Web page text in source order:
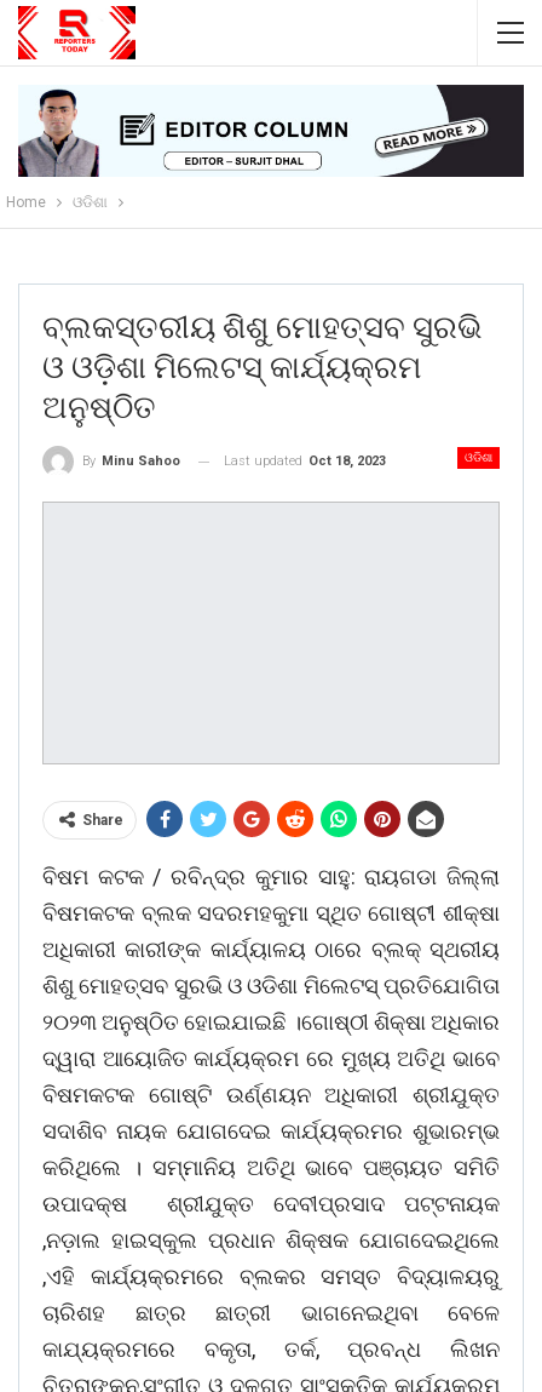
Home ଓଡିଶା
ବ୍ଲକସ୍ତରୀୟ ଶିଶୁ ମୋହତ୍ସବ ସୁରଭି
ଓ ଓଡ଼ିଶା ମିଲେଟସ୍ କାର୍ଯ୍ୟକ୍ରମ
ଅନୁଷ୍ଠିତ
ଓଡିଶା
By Minu Sahoo Last updated Oct 18, 2023
Share
ବିଷମ କଟକ / ରବିନ୍ଦ୍ର କୁମାର ସାହୁ: ରାୟଗଡା ଜିଲ୍ଲା
ବିଷମକଟକ ବ୍ଲକ ସଦରମହକୁମା ସ୍ଥିତ ଗୋଷ୍ଟୀ ଶୀକ୍ଷା
ଅଧିକାରୀ କାରୀଙ୍କ କାର୍ଯ୍ୟାଳୟ ଠାରେ ବ୍ଲକ୍ ସ୍ଥରୀୟ
ଶିଶୁ ମୋହତ୍ସବ ସୁରଭି ଓ ଓଡିଶା ମିଲେଟସ୍ ପ୍ରତିଯୋଗିତା
୨୦୨୩ ଅନୁଷ୍ଠିତ ହୋଇଯାଇଛି ।ଗୋଷ୍ଠୀ ଶିକ୍ଷା ଅଧିକାର
ଦ୍ୱାରା ଆୟୋଜିତ କାର୍ଯ୍ୟକ୍ରମ ରେ ମୁଖ୍ୟ ଅତିଥି ଭାବେ
ବିଷମକଟକ ଗୋଷ୍ଟି ଉର୍ଣ୍ଣୟନ ଅଧିକାରୀ ଶ୍ରୀଯୁକ୍ତ
ସଦାଶିବ ନାୟକ ଯୋଗଦେଇ କାର୍ଯ୍ୟକ୍ରମର ଶୁଭାରମ୍ଭ
କରିଥିଲେ । ସମ୍ମାନିୟ ଅତିଥି ଭାବେ ପଞ୍ଚାୟତ ସମିତି
ଉପାଦକ୍ଷ ଶ୍ରୀଯୁକ୍ତ ଦେବୀପ୍ରସାଦ ପଟ୍ଟନାୟକ
,ନଡ଼ାଲ ହାଇସ୍କୁଲ ପ୍ରଧାନ ଶିକ୍ଷକ ଯୋଗଦେଇଥିଲେ
,ଏହି କାର୍ଯ୍ୟକ୍ରମରେ ବ୍ଲକର ସମସ୍ତ ବିଦ୍ୟାଳୟରୁ
ଚାରିଶହ ଛାତ୍ର ଛାତ୍ରୀ ଭାଗନେଇଥିବା ବେଳେ
କାଯ୍ୟକ୍ରମରେ ବକୃତା, ତର୍କ, ପ୍ରବନ୍ଧ ଲିଖନ
ଚିତ୍ରାଙ୍କନ,ସଂଗୀତ ଓ ଦଳଗତ ସାଂସ୍କୃତିକ କାର୍ଯ୍ୟକ୍ରମ